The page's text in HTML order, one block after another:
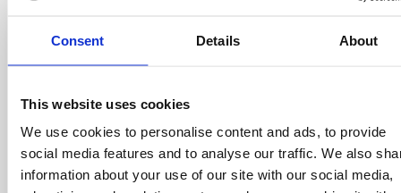
Consent Details About
This website uses cookies
We use cookies to personalise content and ads, to provide
social media features and to analyse our traffic. We also
information about your use of our site with our social media,
Be the first to
know
Special offers, events and news from the
world of licensing, all at the click of a button.